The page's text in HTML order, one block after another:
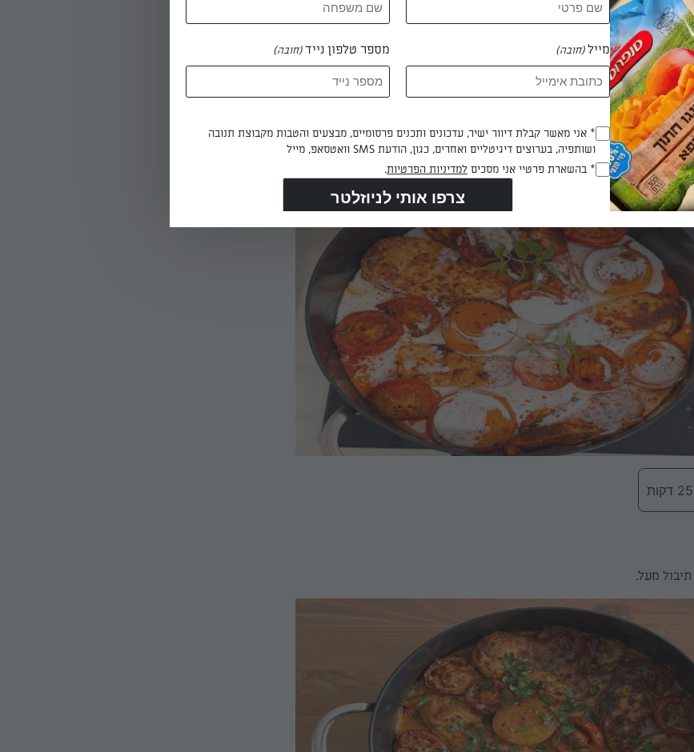
מוסיפים קרם קוקוס ומים ומביאים לרתיחה, מנמיכים להבה ומבשלים בכיסוי חלקי כ- 25 דקות
לפחות פעם אחת במהלך הבישול).
מעל.
מייל(חובה) מספר טלפון נייד(חובה)
Opt_In
(חובה)
* אני מאשר קבלת דיוור ישיר, עדכונים ותכנים פרסומיים, מבצעים והטבות מקבוצת תנובה
ושותפיה, בערוצים דיגיטליים ואחרים, כגון, הודעת SMS וואטסאפ, מייל
RegulationsApproved
* בהשארת פרטיי אני מסכים למדיניות הפרטיות.